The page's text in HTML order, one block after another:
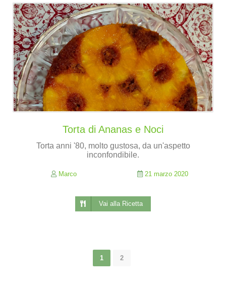
Torta di Ananas e Noci
Torta anni '80, molto gustosa, da un'aspetto
inconfondibile.
Marco 21 marzo 2020
Vai alla Ricetta
1 2